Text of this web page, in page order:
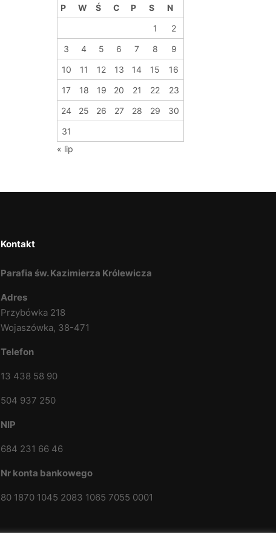
P W Ś C P S
N
1
2
3
4 5 6 7 8
9
10
11 12 13 14 15
16
17
18 19 20 21 22
23
24
25 26 27 28 29
30
31
« lip
Kontakt
Parafia św. Kazimierza Królewicza
Adres
Przybówka 218
Wojaszówka, 38-471
Telefon
13 438 58 90
504 937 250
NIP
684 231 66 46
Nr konta bankowego
80 1870 1045 2083 1065 7055 0001